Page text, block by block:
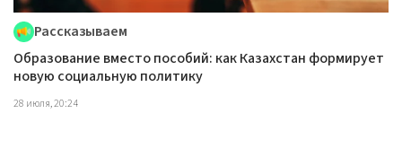
Рассказываем
Образование вместо пособий: как Казахстан формирует
новую социальную политику
28 июля, 20:24